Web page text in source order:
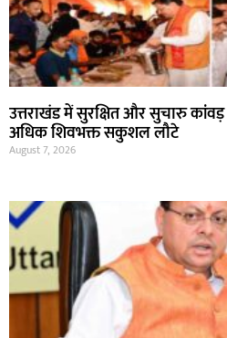
उत्तराखंड में सुरक्षित और सुचारु कांवड़
अधिक शिवभक्त सकुशल लौटे
August 7, 2026